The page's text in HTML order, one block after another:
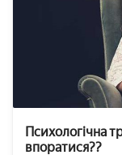
Психологічна
впоратися??